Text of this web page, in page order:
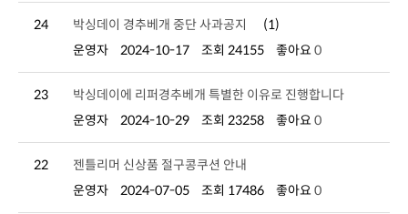
24 박싱데이 경추베개 중단 사과공지
(1)
운영자
2024-10-17 조회 24155 좋아요 0
23
박싱데이에 리퍼경추베개 특별한 이유로 진행합니다
운영자
2024-10-29 조회 23258 좋아요 0
22
젠틀리머 신상품 절구콩쿠션 안내
운영자
2024-07-05 조회 17486 좋아요 0